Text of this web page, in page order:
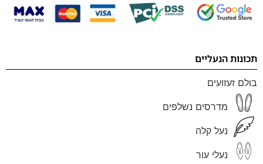
תכונות הנעליים
בולם זעזועים
מדרסים נשלפים
נעל קלה
נעלי עור